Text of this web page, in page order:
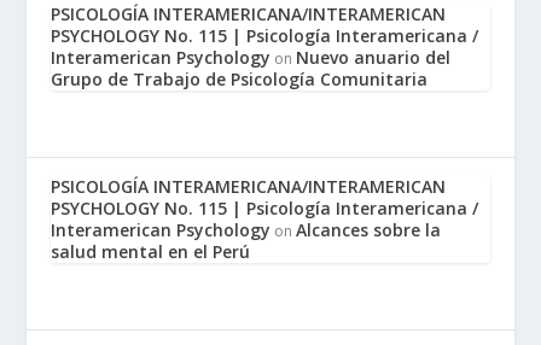
PSICOLOGÍA INTERAMERICANA/INTERAMERICAN
PSYCHOLOGY No. 115 | Psicología Interamericana /
Interamerican Psychology on Nuevo anuario del
Grupo de Trabajo de Psicología Comunitaria
PSICOLOGÍA INTERAMERICANA/INTERAMERICAN
PSYCHOLOGY No. 115 | Psicología Interamericana /
Interamerican Psychology onAlcances sobre la
salud mental en el Perú